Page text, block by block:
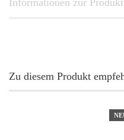
Informationen zur
Zu diesem Produkt